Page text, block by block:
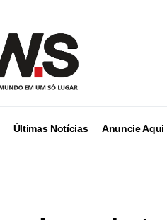
Últimas Notícias Anuncie Aqui